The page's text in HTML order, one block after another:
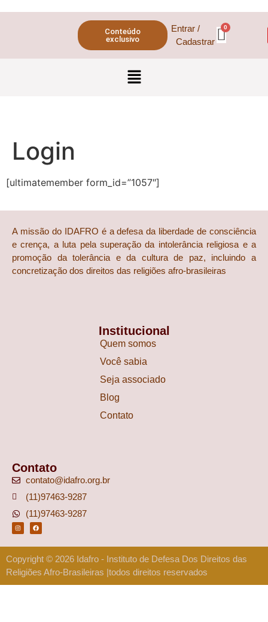
Conteúdo
exclusivo
Entrar /
Cadastrar
Login
[ultimatemember form_id=”1057″]
A missão do IDAFRO é a defesa da liberdade de consciência
e crença, a luta pela superação da intolerância religiosa e a
promoção da tolerância e da cultura de paz, incluindo a
concretização dos direitos das religiões afro-brasileiras
Institucional
Quem somos
Você sabia
Seja associado
Blog
Contato
Contato
contato@idafro.org.br
(11)97463-9287
(11)97463-9287
Copyright © 2026 Idafro - Instituto de Defesa Dos Direitos das
Religiões Afro-Brasileiras |todos direitos reservados